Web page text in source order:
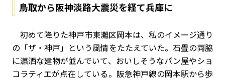
鳥取から阪神淡路大震災を経て兵庫に
初めて降りた神戸市東灘区岡本は、私のイメージ通り
の「ザ・神戸」という風情をたたえていた。石畳の両脇
に瀟洒な建物が並んでいて、おいしそうなパン屋やショ
コラティエが点在している。阪急神戸線の岡本駅から歩